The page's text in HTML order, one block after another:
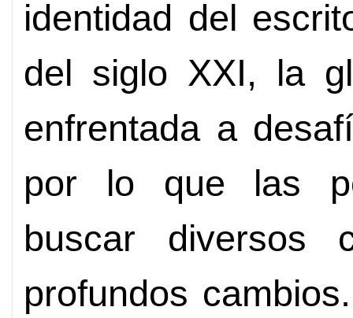
identidad del
del siglo XXI, la
enfrentada a
por lo que las
buscar diversos
profundos